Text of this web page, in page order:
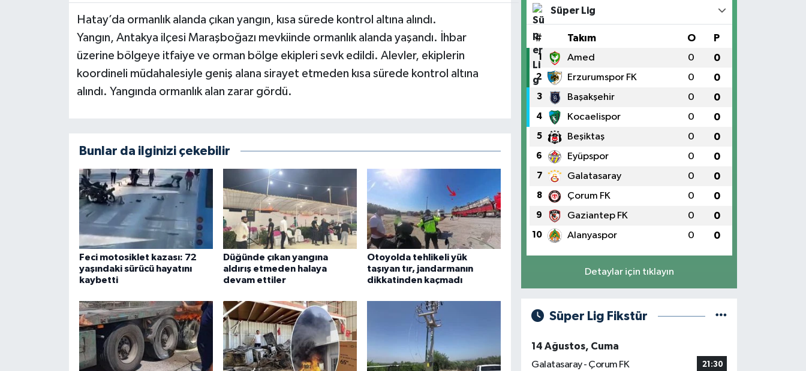
Hatay’da ormanlık alanda çıkan yangın, kısa sürede kontrol altına alındı.
Yangın, Antakya ilçesi Maraşboğazı mevkiinde ormanlık alanda yaşandı. İhbar
üzerine bölgeye itfaiye ve orman bölge ekipleri sevk edildi. Alevler, ekiplerin
koordineli müdahalesiyle geniş alana sirayet etmeden kısa sürede kontrol altına
alındı. Yangında ormanlık alan zarar gördü.
Bunlar da ilginizi çekebilir
Feci motosiklet kazası: 72
yaşındaki sürücü hayatını
kaybetti
Düğünde çıkan yangına
aldırış etmeden halaya
devam ettiler
Otoyolda tehlikeli yük
taşıyan tır, jandarmanın
dikkatinden kaçmadı
Süper Lig
# Takım O P
1 Amed 0 0
2 Erzurumspor FK 0 0
3 Başakşehir 0 0
4 Kocaelispor 0 0
5 Beşiktaş 0 0
6 Eyüpspor 0 0
7 Galatasaray 0 0
8 Çorum FK 0 0
9 Gaziantep FK 0 0
10 Alanyaspor 0 0
Detaylar için tıklayın
Süper Lig Fikstür
14 Ağustos, Cuma
Galatasaray - Çorum FK
21:30